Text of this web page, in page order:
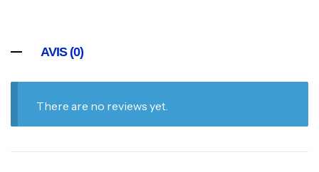
AVIS (0)
There are no reviews yet.